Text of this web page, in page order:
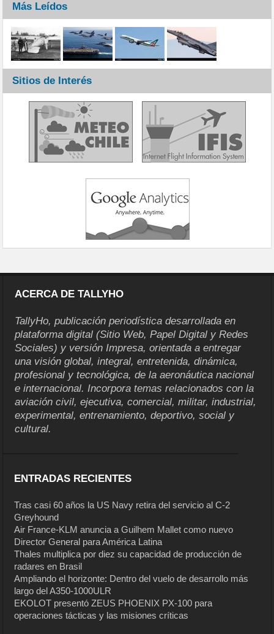
Más Leídos
Sitios de Interés
ACERCA DE TALLYHO
TallyHo, publicación periodística desarrollada en
plataforma digital (Sitio Web, Papel Digital y Redes
Sociales) y versión Impresa, orientada a entregar
una visión global, integral, entretenida, dinámica,
profesional y tecnológica, de la aeronáutica nacional
e internacional. Incorpora temas relacionados con la
aviación civil, ejecutiva, comercial, militar, industrial,
experimental, entrenamiento, deportivo, social y
cultural.
ENTRADAS RECIENTES
Tras casi 60 años la US Navy retira del servicio al C-2
Greyhound
Air France-KLM anuncia a Guilhem Mallet como nuevo
Director General para América Latina
Thales multiplica por diez su capacidad de producción de
radares en Brasil
Ampliando el horizonte: Dentro del vuelo de desarrollo más
largo del A350-1000ULR
EKOLOT presentó ZEUS PHOENIX PX-100 para
operaciones tácticas y las misiones críticas